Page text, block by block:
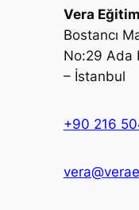
Vera Eğitim
Bostancı
No:29 Ada
– İstanbul
+90 216